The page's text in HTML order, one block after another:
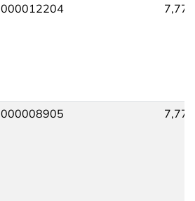
000012204 7,77
000008905 7,77